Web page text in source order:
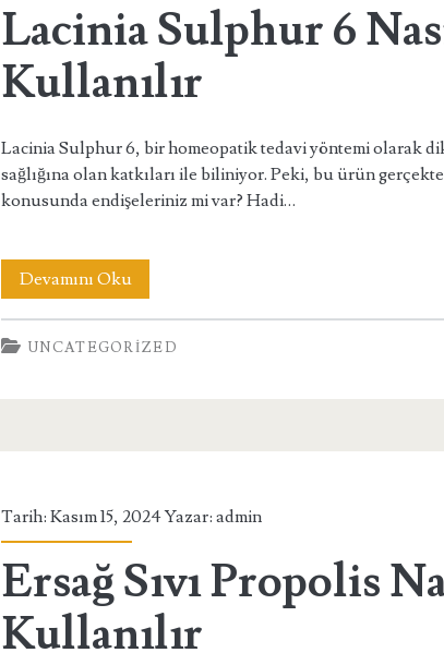
Lacinia Sulphur 6
Kullanılır
Lacinia Sulphur 6, bir homeopatik tedavi yöntemi olarak
sağlığına olan katkıları ile biliniyor. Peki, bu ürün
konusunda endişeleriniz mi var? Hadi…
Devamını OkuLacinia
Sulphur
6
UNCATEGORIZED
Tarih: Kasım 15, 2024 Yazar:admin
Ersağ Sıvı Propolis
Kullanılır